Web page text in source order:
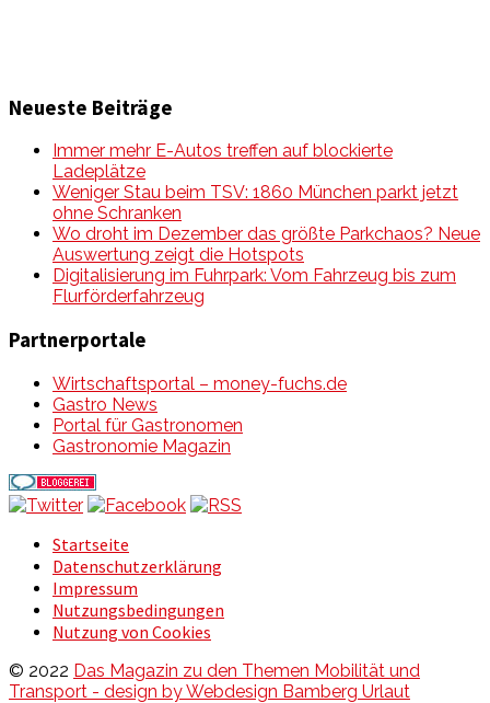
Neueste Beiträge
Immer mehr E-Autos treffen auf blockierte
Ladeplätze
Weniger Stau beim TSV: 1860 München parkt jetzt
ohne Schranken
Wo droht im Dezember das größte Parkchaos? Neue
Auswertung zeigt die Hotspots
Digitalisierung im Fuhrpark: Vom Fahrzeug bis zum
Flurförderfahrzeug
Partnerportale
Wirtschaftsportal – money-fuchs.de
Gastro News
Portal für Gastronomen
Gastronomie Magazin
Startseite
Datenschutzerklärung
Impressum
Nutzungsbedingungen
Nutzung von Cookies
© 2022 Das Magazin zu den Themen Mobilität und
Transport - design by Webdesign Bamberg Urlaut